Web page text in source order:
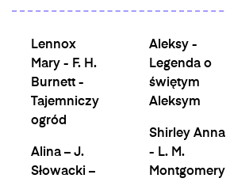
Lennox
Mary - F. H.
Burnett -
Tajemniczy
ogród
Alina – J.
Słowacki –
Aleksy -
Legenda o
świętym
Aleksym
Shirley Anna
- L. M.
Montgomery